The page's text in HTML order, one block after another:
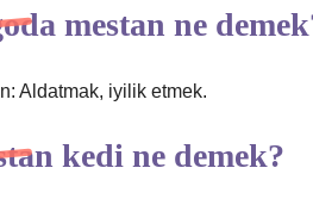
mestan ne
Aldatmak, iyilik etmek.
kedi ne demek?